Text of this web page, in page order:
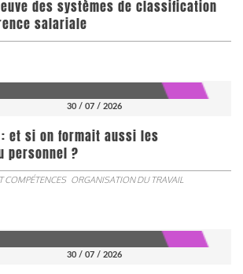
des systèmes de classification
salariale
30 / 07 / 2026
et si on formait aussi les
personnel ?
COMPÉTENCES ORGANISATION DU TRAVAIL
30 / 07 / 2026